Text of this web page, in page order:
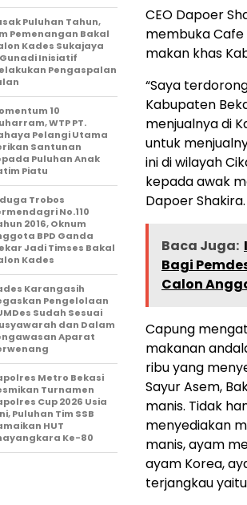
CEO Dapoer
membuka
makan khas
“Saya
Kabupaten
menjualnya di
untuk
ini di wilayah
kepada awak
Dapoer
Baca Juga:
Bagi
Calon
Capung
makanan
ribu yang
Sayur Asem,
manis. Tidak
menyediakan
manis, ayam
ayam Korea,
terjangkau
Puluhan Tahun,
Pemenangan Bakal
Kades Sukajaya
Inisiatif
Pengaspalan
10
WTP PT.
Pelangi Utama
Santunan
Puluhan Anak
Piatu
Trobos
No.110
2016, Oknum
BPD Ganda
Jadi Timses Bakal
Kades
Karangasih
Pengelolaan
Sudah Sesuai
dan Dalam
Aparat
Metro Bekasi
Turnamen
Cup 2026 Usia
Puluhan Tim SSB
HUT
Ke-80